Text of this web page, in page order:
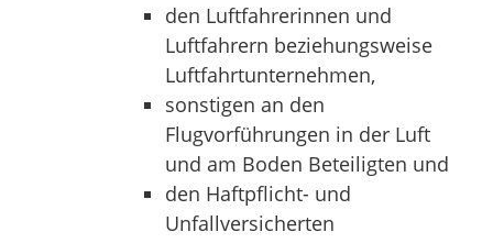
den Luftfahrerinnen und
Luftfahrern beziehungsweise
Luftfahrtunternehmen,
sonstigen an den
Flugvorführungen in der Luft
und am Boden Beteiligten und
den Haftpflicht- und
Unfallversicherten